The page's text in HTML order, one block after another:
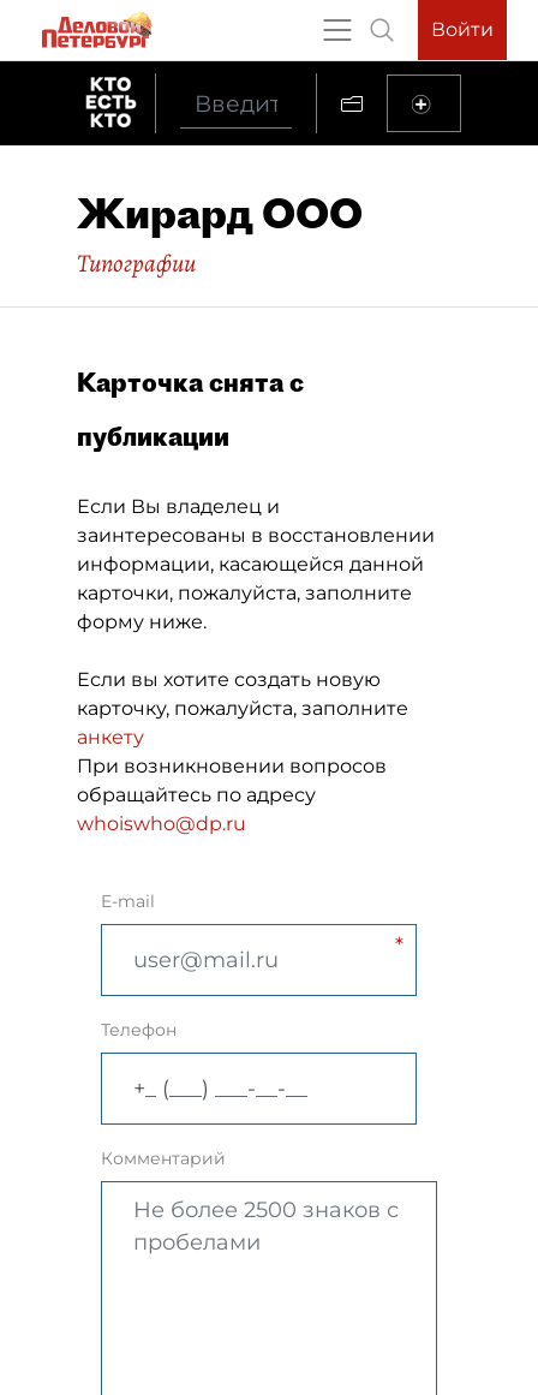
Войти
Жирард ООО
Типографии
Карточка снята с
публикации
Если Вы владелец и
заинтересованы в восстановлении
информации, касающейся данной
карточки, пожалуйста, заполните
форму ниже.
Если вы хотите создать новую
карточку, пожалуйста, заполните
анкету
При возникновении вопросов
обращайтесь по адресу
whoiswho@dp.ru
E-mail
Телефон
Комментарий